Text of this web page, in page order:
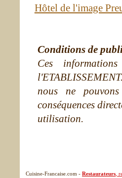
Hôtel de l'image
Conditions de
Ces
nous ne
conséquences
utilisation.
Cuisine-Francaise.com - Restaurateurs ,